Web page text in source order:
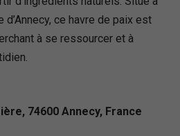
ce havre de paix est
à se ressourcer et à
74600 Annecy, France